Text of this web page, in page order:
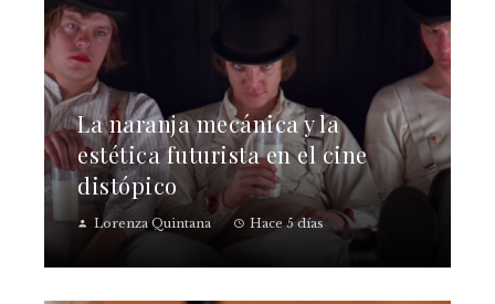
La naranja mecánica y la
estética futurista en el cine
distópico
Lorenza Quintana Hace 5 días